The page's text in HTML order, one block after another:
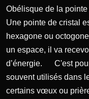
Obélisque de la pointe
Une pointe de cristal
hexagone ou
un espace, il va
d’énergie. C'est
souvent utilisés dans
certains vœux ou